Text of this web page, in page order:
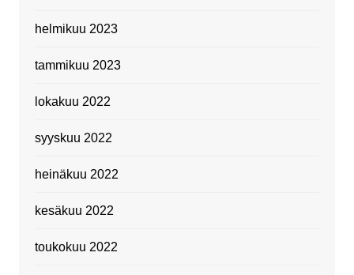
helmikuu 2023
tammikuu 2023
lokakuu 2022
syyskuu 2022
heinäkuu 2022
kesäkuu 2022
toukokuu 2022